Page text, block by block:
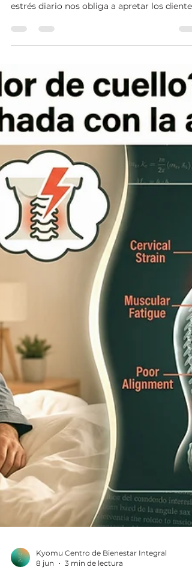
Kyomu Centro de Bienestar Integral
Estrés, bruxismo y dolor de
cuello: El triángulo que está
robándote la salud
en la mandíbula o rigidez en el cuello? El
estrés diario nos obliga a apretar los dientes
(bruxismo), sobrecargando la articulación
la boca y la columna cervical de forma
inconsciente. En Centro Kyomu (Pinar de
Chamartín) tratamos este círculo de tensión
desde la raíz combinando fisioterapia de
ATM, terapia manual cervical y osteopatía
avanzada. ¡Libera tu cuerpo! Escríbenos por
WhatsApp al 666072452 y reserva tu cita en